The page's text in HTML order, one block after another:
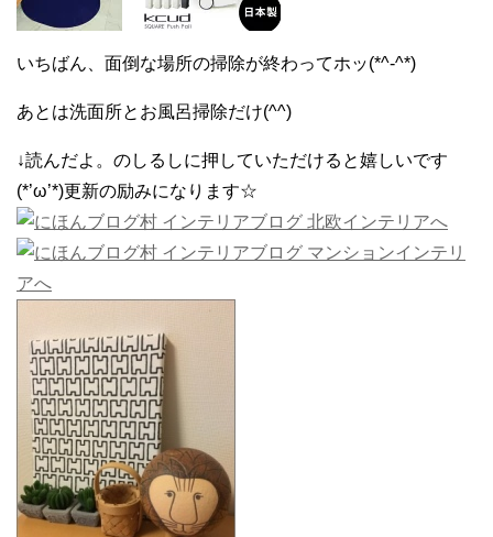
いちばん、面倒な場所の掃除が終わってホッ(*^-^*)
あとは洗面所とお風呂掃除だけ(^^)
↓読んだよ。のしるしに押していただけると嬉しいです
(*’ω’*)更新の励みになります☆